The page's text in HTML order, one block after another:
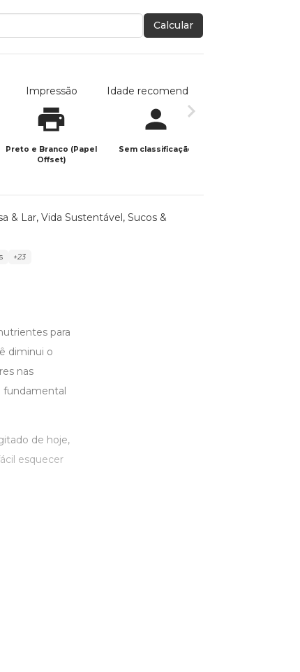
Calcular
Impressão
Preto e Branco (Papel
Offset)
Idade recomendada
Sem classificação
& Lar, Vida Sustentável, Sucos &
+23
para
diminui o
nas
fundamental
de hoje,
esquecer